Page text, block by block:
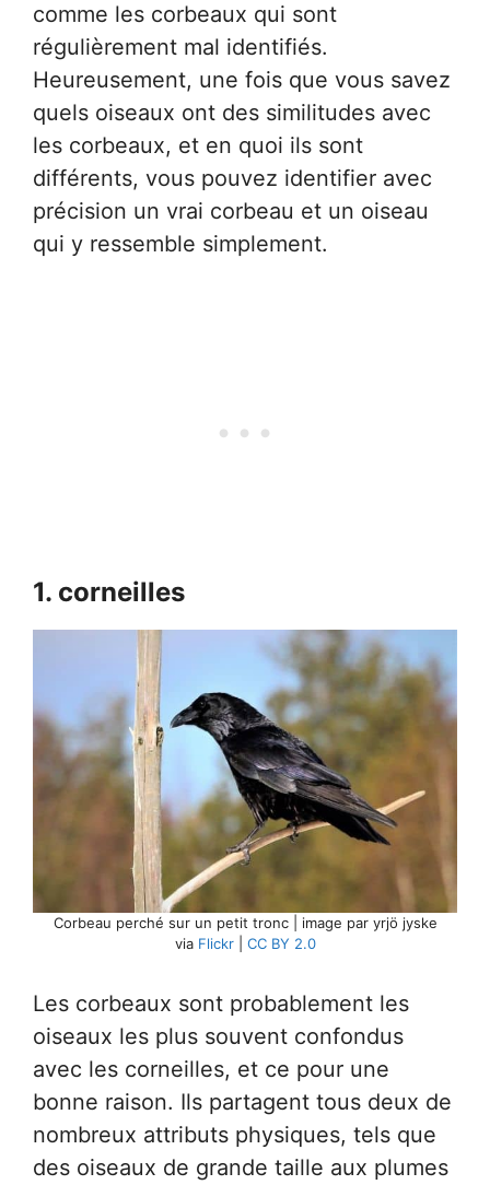
comme les corbeaux qui sont
régulièrement mal identifiés.
Heureusement, une fois que vous savez
quels oiseaux ont des similitudes avec
les corbeaux, et en quoi ils sont
différents, vous pouvez identifier avec
précision un vrai corbeau et un oiseau
qui y ressemble simplement.
1. corneilles
Corbeau perché sur un petit tronc | image par yrjö jyske
via Flickr| CC BY 2.0
Les corbeaux sont probablement les
oiseaux les plus souvent confondus
avec les corneilles, et ce pour une
bonne raison. Ils partagent tous deux de
nombreux attributs physiques, tels que
des oiseaux de grande taille aux plumes